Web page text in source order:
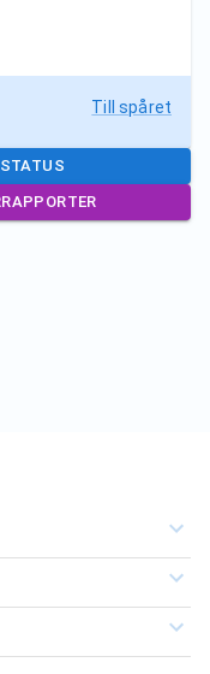
Till spåret